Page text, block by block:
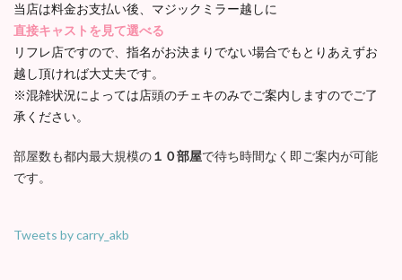
当店は料金お支払い後、マジックミラー越しに
直接キャストを見て選べる
リフレ店ですので、指名がお決まりでない場合でもとりあえずお
越し頂ければ大丈夫です。
※混雑状況によっては店頭のチェキのみでご案内しますのでご了
承ください。
部屋数も都内最大規模の１０部屋で待ち時間なく即ご案内が可能
です。
Tweets by carry_akb